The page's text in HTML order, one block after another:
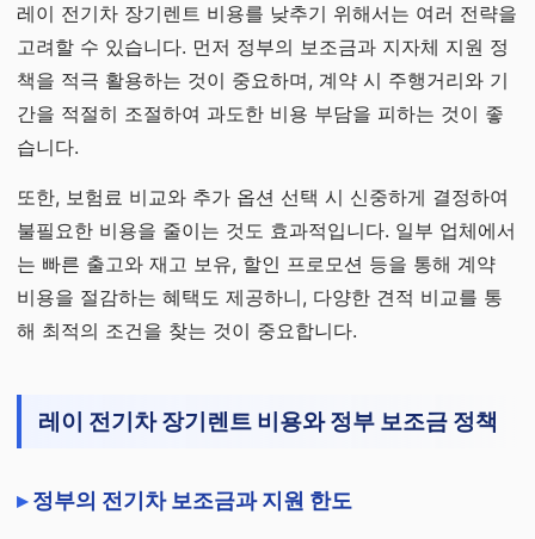
레이 전기차 장기렌트 비용를 낮추기 위해서는 여러 전략을
고려할 수 있습니다. 먼저 정부의 보조금과 지자체 지원 정
책을 적극 활용하는 것이 중요하며, 계약 시 주행거리와 기
간을 적절히 조절하여 과도한 비용 부담을 피하는 것이 좋
습니다.
또한, 보험료 비교와 추가 옵션 선택 시 신중하게 결정하여
불필요한 비용을 줄이는 것도 효과적입니다. 일부 업체에서
는 빠른 출고와 재고 보유, 할인 프로모션 등을 통해 계약
비용을 절감하는 혜택도 제공하니, 다양한 견적 비교를 통
해 최적의 조건을 찾는 것이 중요합니다.
레이 전기차 장기렌트 비용와 정부 보조금 정책
정부의 전기차 보조금과 지원 한도